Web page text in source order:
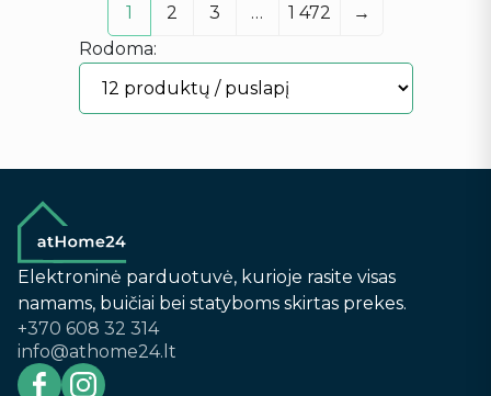
1 2 3 … 1 472
→
Rodoma:
Elektroninė parduotuvė, kurioje rasite visas
namams, buičiai bei statyboms skirtas prekes.
+370 608 32 314
info@athome24.lt